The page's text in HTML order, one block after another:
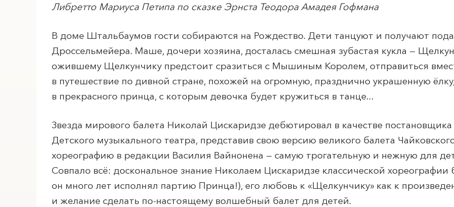
ПОИСК ПО МЕРОПРИЯТИЯМ
Либретто Мариуса Петипа по сказке Эрнста Теодора Амадея Гофмана
В доме Штальбаумов гости собираются на Рождество. Дети танцуют и получают
Дроссельмейера. Маше, дочери хозяина, досталась смешная зубастая кукла —
ожившему Щелкунчику предстоит сразиться с Мышиным Королем, отправиться
в путешествие по дивной стране, похожей на огромную, празднично украшенную
в прекрасного принца, с которым девочка будет кружиться в танце...
Звезда мирового балета Николай Цискаридзе дебютировал в качестве постановщика
Детского музыкального театра, представив свою версию великого балета
хореографию в редакции Василия Вайнонена — самую трогательную и нежную для
Совпало всё: доскональное знание Николаем Цискаридзе классической хореографии
он много лет исполнял партию Принца!), его любовь к «Щелкунчику» как к
и желание сделать по-настоящему волшебный балет для детей.